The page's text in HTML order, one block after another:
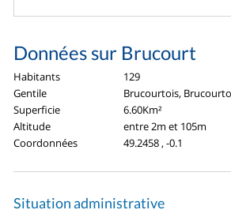
Données sur Brucourt
Habitants
129
Gentile
Brucourtois,
Superficie
6.60Km²
Altitude
entre 2m et 105m
Coordonnées
49.2458 , -0.1
Situation administrative